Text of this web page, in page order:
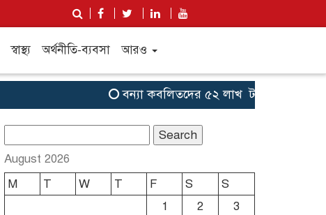
স্বাস্থ্য অর্থনীতি-ব্যবসা আরও
বন্যা কব‌লিতদের ৫২ লাখ টাকা সহায়তা দেবে
for:
August 2026
M
T W T F S
S
1
2
3